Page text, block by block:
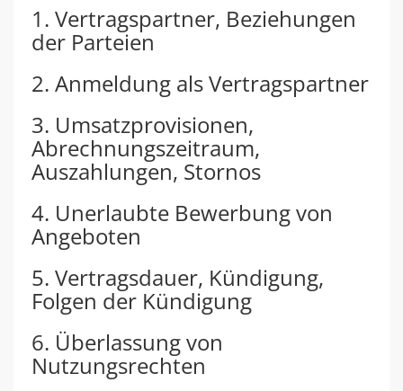
1. Vertragspartner, Beziehungen
der Parteien
2. Anmeldung als Vertragspartner
3. Umsatzprovisionen,
Abrechnungszeitraum,
Auszahlungen, Stornos
4. Unerlaubte Bewerbung von
Angeboten
5. Vertragsdauer, Kündigung,
Folgen der Kündigung
6. Überlassung von
Nutzungsrechten